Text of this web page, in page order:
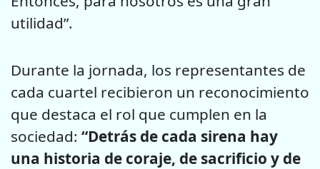
utilidad”.
Durante la jornada, los representantes de
cada cuartel recibieron un reconocimiento
que destaca el rol que cumplen en la
sociedad: “Detrás de cada sirena hay
una historia de coraje, de sacrificio y de